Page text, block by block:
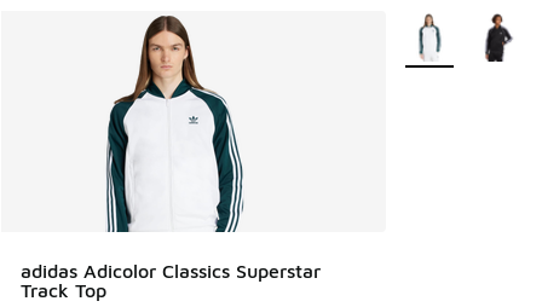
adidas Adicolor Classics Superstar
Track Top
Plus de couleurs